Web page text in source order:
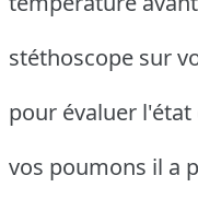
stéthoscope sur
pour évaluer
vos poumons il a